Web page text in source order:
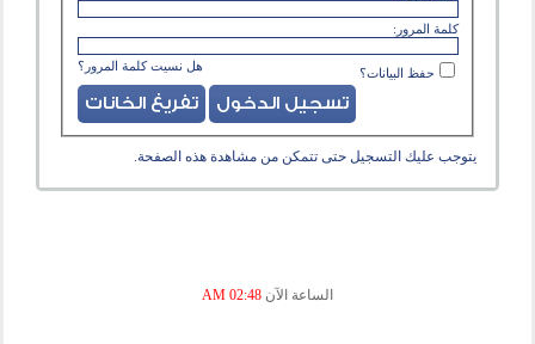
كلمة المرور:
هل نسيت كلمة المرور؟ حفظ البيانات؟
يتوجب عليك التسجيل حتى تتمكن من مشاهدة هذه الصفحة.
الساعة الآن 02:48 AM